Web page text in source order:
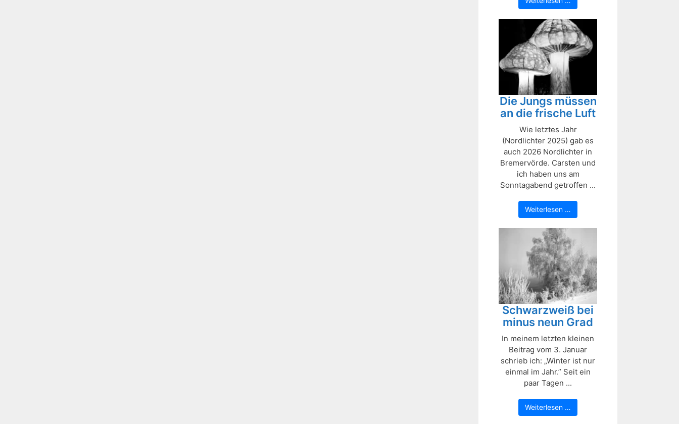
Die Jungs müssen
an die frische Luft
Wie letztes Jahr
(Nordlichter 2025) gab es
auch 2026 Nordlichter in
Bremervörde. Carsten und
ich haben uns am
Sonntagabend getroffen ...
Weiterlesen …
Schwarzweiß bei
minus neun Grad
In meinem letzten kleinen
Beitrag vom 3. Januar
schrieb ich: „Winter ist nur
einmal im Jahr.” Seit ein
paar Tagen ...
Weiterlesen …